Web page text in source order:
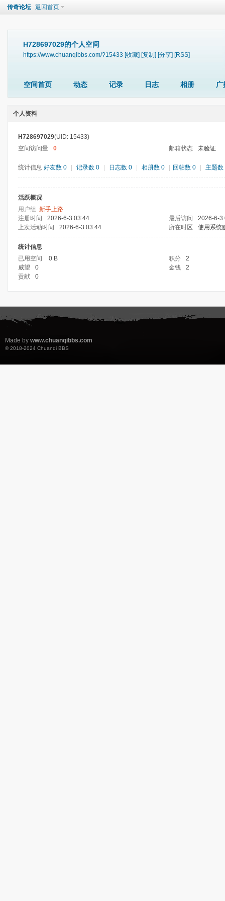
传奇论坛 返回首页
H728697029的个人空间
https://www.chuanqibbs.com/?15433 [收藏] [复制] [分享] [RSS]
空间首页 动态 记录 日志 相册 广
个人资料
H728697029(UID: 15433)
空间访问量
0 邮箱状态 未验证
统计信息 好友数 0 记录数 0 日志数 0 相册数 0 回帖数 0 主题数
活跃概况
用户组 新手上路
注册时间
2026-6-3 03:44 最后访问
2026-6-3
上次活动时间
2026-6-3 03:44 所在时区 使用系统
统计信息
已用空间
0 B 积分
2
威望
0 金钱
2
贡献
0
Made by www.chuanqibbs.com
© 2018-2024 Chuanqi BBS